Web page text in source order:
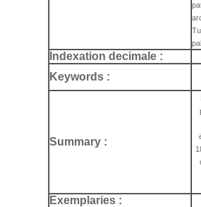
Indexation decimale :
Keywords :
Summary :
Exemplaries :